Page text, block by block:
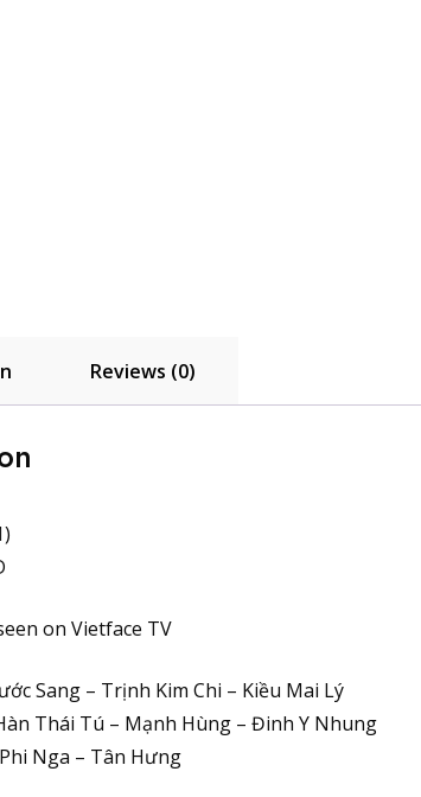
Reviews (0)
on Vietface TV
Sang – Trịnh Kim Chi – Kiều Mai Lý
Thái Tú – Mạnh Hùng – Đinh Y Nhung
Nga – Tân Hưng